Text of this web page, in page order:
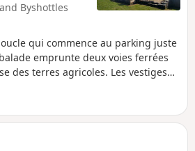
Byshottles
qui commence au parking juste
emprunte deux voies ferrées
des terres agricoles. Les vestiges
Neville's Cross sur le chemin du